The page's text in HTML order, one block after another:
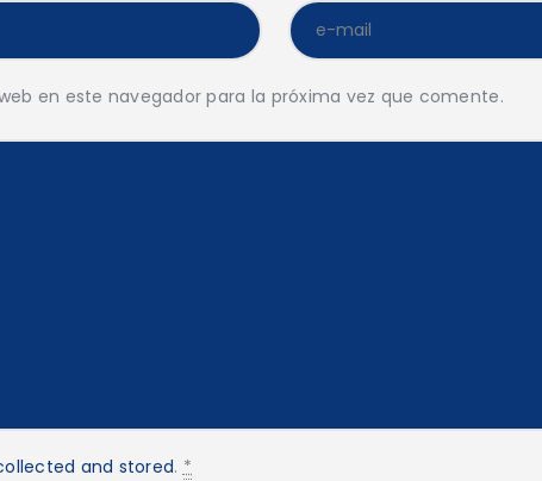
en este navegador para la próxima vez que comente.
and stored. *